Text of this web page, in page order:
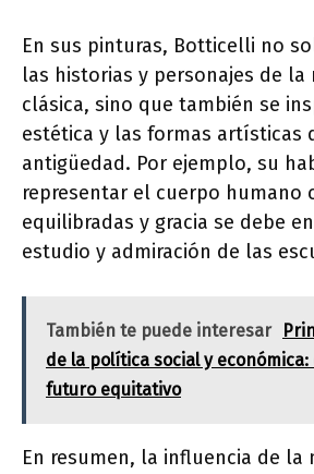
En sus pinturas, Botticelli no
las historias y personajes de
clásica, sino que también se
estética y las formas artísticas
antigüedad. Por ejemplo, su
representar el cuerpo humano
equilibradas y gracia se debe
estudio y admiración de las
También te puede interesar
de la política social y
futuro equitativo
En resumen, la influencia de la